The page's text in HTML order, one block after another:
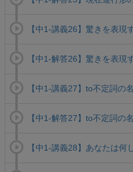
【中1-講義26】驚きを表現
【中1-解答26】驚きを表現
【中1-講義27】to不定詞の
【中1-解答27】to不定詞の
【中1-講義28】あなたは何